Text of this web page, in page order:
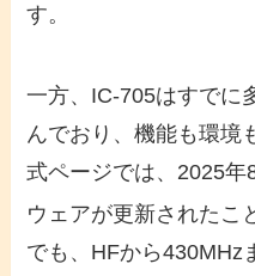
す。
一方、IC-705はすでに
んでおり、機能も環境
式ページでは、2025年
ウェアが更新されたこ
でも、HFから430MHz